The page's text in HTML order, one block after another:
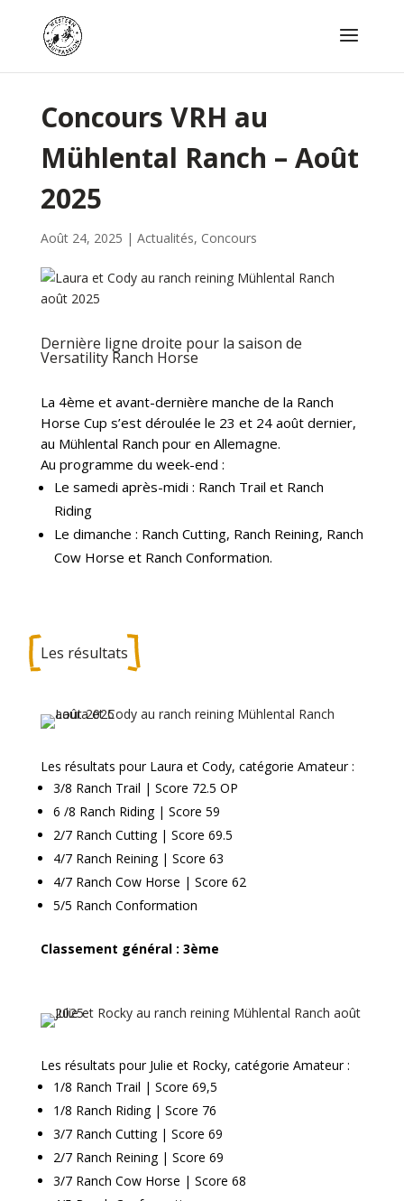
Concours VRH au
Mühlental Ranch – Août
2025
Août 24, 2025 | Actualités, Concours
Dernière ligne droite pour la saison de
Versatility Ranch Horse
La 4ème et avant-dernière manche de la Ranch
Horse Cup s’est déroulée le 23 et 24 août dernier,
au Mühlental Ranch pour en Allemagne.
Au programme du week-end :
Le samedi après-midi : Ranch Trail et Ranch
Riding
Le dimanche : Ranch Cutting, Ranch Reining, Ranch
Cow Horse et Ranch Conformation.
Les résultats
Les résultats pour Laura et Cody, catégorie Amateur :
3/8 Ranch Trail | Score 72.5 OP
6 /8 Ranch Riding | Score 59
2/7 Ranch Cutting | Score 69.5
4/7 Ranch Reining | Score 63
4/7 Ranch Cow Horse | Score 62
5/5 Ranch Conformation
Classement général : 3ème
Les résultats pour Julie et Rocky, catégorie Amateur :
1/8 Ranch Trail | Score 69,5
1/8 Ranch Riding | Score 76
3/7 Ranch Cutting | Score 69
2/7 Ranch Reining | Score 69
3/7 Ranch Cow Horse | Score 68